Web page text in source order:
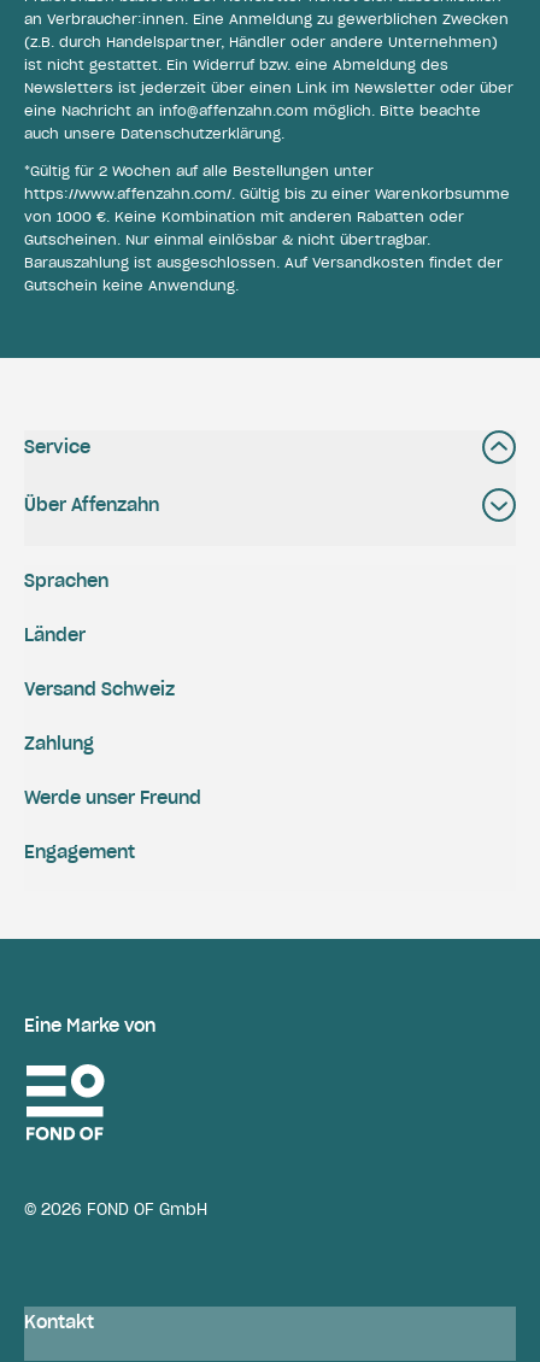
an Verbraucher:innen. Eine Anmeldung zu gewerblichen Zwecken
(z.B. durch Handelspartner, Händler oder andere Unternehmen)
ist nicht gestattet. Ein Widerruf bzw. eine Abmeldung des
Newsletters ist jederzeit über einen Link im Newsletter oder über
eine Nachricht an info@affenzahn.com möglich. Bitte beachte
auch unsere Datenschutzerklärung.
*Gültig für 2 Wochen auf alle Bestellungen unter
https://www.affenzahn.com/. Gültig bis zu einer Warenkorbsumme
von 1000 €. Keine Kombination mit anderen Rabatten oder
Gutscheinen. Nur einmal einlösbar & nicht übertragbar.
Barauszahlung ist ausgeschlossen. Auf Versandkosten findet der
Gutschein keine Anwendung.
Service
Über Affenzahn
Versand Schweiz
Zahlung
Engagement
Werde unser Freund
Sprachen
Länder
Eine Marke von
© 2026 FOND OF GmbH
Kontakt